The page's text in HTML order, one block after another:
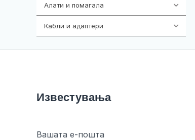
Алати и помагала
Кабли и адаптери
Известувања
Вашата е-пошта